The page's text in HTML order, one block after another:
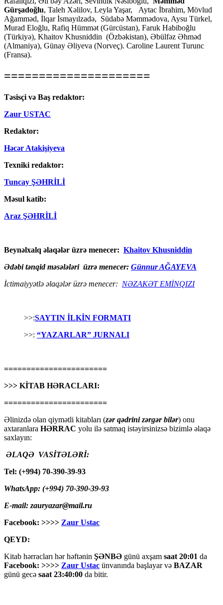
Gürşadoğlu, Taleh Xəlilov, Leyla Yaşar, Aytac İbrahim, Mövlud
Ağamməd, İlqar İsmayılzadə, Südabə Məmmədova, Aysu Türkel,
Murad Eloğlu, Rafiq Hümmət (Gürcüstan), Faruk Habiboğlu
(Türkiyə), Khaitov Khusniddin (Özbəkistan), Əbülfəz Əhməd
(Almaniya), Günay Əliyeva (Norveç). Caroline Laurent Turunc
(Fransa).
=====================
Təsisçi və Baş redaktor:
Zaur USTAC
Redaktor:
Həcər Atakişiyeva
Texniki redaktor:
Tuncay ŞƏHRİLİ
Məsul katib:
Araz ŞƏHRİLİ
Beynəlxalq əlaqələr üzrə menecer: Khaitov Khusniddin
Ədəbi tənqid məsələləri üzrə menecer: Günnur AĞAYEVA
İctimaiyyətlə əlaqələr üzrə menecer: NƏZAKƏT EMİNQIZI
>>:SAYTIN İLKİN FORMATI
>>: “YAZARLAR” JURNALI
=======================
>>> KİTAB HƏRACLARI:
=======================
Əlinizdə olan qiymətli kitabları (zər qədrini zərgər bilər) onu
axtaranlara HƏRRAC yolu ilə satmaq istəyirsinizsə bizimlə əlaqə
saxlayın:
ƏLAQƏ VASİTƏLƏRİ:
Tel: (+994) 70-390-39-93
WhatsApp: (+994) 70-390-39-93
E-mail: zauryazar@mail.ru
Facebook: >>>> Zaur Ustac
QEYD:
Kitab hərracları hər həftənin ŞƏNBƏ günü axşam saat 20:01 da
Facebook: >>>> Zaur Ustac ünvanında başlayar və BAZAR
günü gecə saat 23:40:00 da bitir.